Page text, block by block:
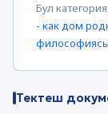
Бул
- как дом
Тектеш